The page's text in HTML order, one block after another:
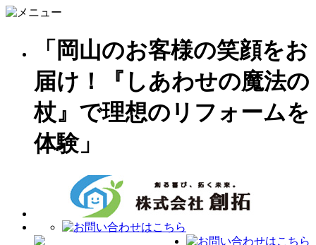
「岡山のお客様の笑顔をお
届け！『しあわせの魔法の
杖』で理想のリフォームを
体験」